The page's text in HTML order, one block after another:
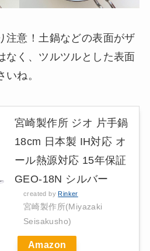
注意！土鍋などの表面がザ
なく、ツルツルとした表面
ね。
宮崎製作所 ジオ 片手鍋
18cm 日本製 IH対応 オ
ール熱源対応 15年保証
GEO-18N シルバー
created by Rinker
宮崎製作所(Miyazaki
Seisakusho)
Amazon